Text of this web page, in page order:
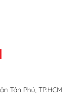
Tân Phú, TP.HCM